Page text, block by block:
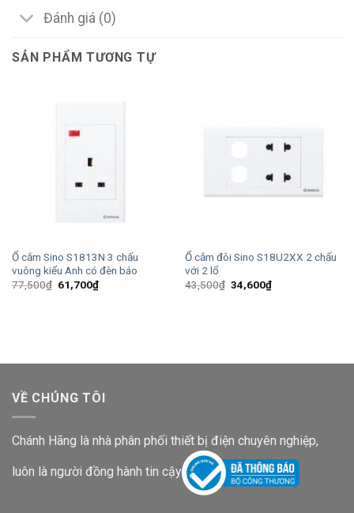
Đánh giá (0)
SẢN PHẨM TƯƠNG TỰ
Ổ cắm Sino S1813N 3 chấu
vuông kiểu Anh có đèn báo
77,500₫ Giá
gốc
61,700₫Giá
hiện
Ổ cắm đôi Sino S18U2XX 2 chấu
với 2 lổ
43,500₫ Giá
gốc
34,600₫Giá
hiện
VỀ CHÚNG TÔI
Chánh Hãng là nhà phân phối thiết bị điện chuyên nghiệp,
luôn là người đồng hành tin cậy